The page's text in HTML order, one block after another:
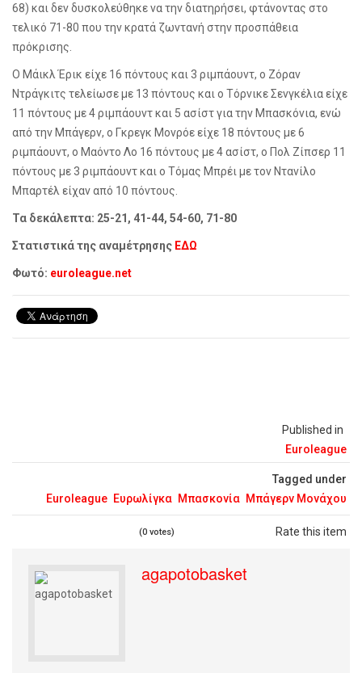
Published in
Euroleague
Tagged under
Euroleague Ευρωλίγκα Μπασκονία Μπάγερν Μονάχου
Rate this item
(0 votes)
68) και δεν δυσκολεύθηκε να την διατηρήσει, φτάνοντας στο
τελικό 71-80 που την κρατά ζωντανή στην προσπάθεια
πρόκρισης.
Ο Μάικλ Έρικ είχε 16 πόντους και 3 ριμπάουντ, ο Ζόραν
Ντράγκιτς τελείωσε με 13 πόντους και ο Τόρνικε Σενγκέλια είχε
11 πόντους με 4 ριμπάουντ και 5 ασίστ για την Μπασκόνια, ενώ
από την Μπάγερν, ο Γκρεγκ Μονρόε είχε 18 πόντους με 6
ριμπάουντ, ο Μαόντο Λο 16 πόντους με 4 ασίστ, ο Πολ Ζίπσερ 11
πόντους με 3 ριμπάουντ και ο Τόμας Μπρέι με τον Ντανίλο
Μπαρτέλ είχαν από 10 πόντους.
Τα δεκάλεπτα: 25-21, 41-44, 54-60, 71-80
Στατιστικά της αναμέτρησης ΕΔΩ
Φωτό: euroleague.net
agapotobasket